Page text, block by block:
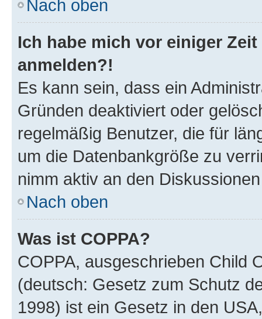
Nach oben
Ich habe mich vor einiger
anmelden?!
Es kann sein, dass ein
Gründen deaktiviert oder
regelmäßig Benutzer, die für
um die Datenbankgröße zu
nimm aktiv an den
Nach oben
Was ist COPPA?
COPPA, ausgeschrieben Child
(deutsch: Gesetz zum Schutz
1998) ist ein Gesetz in den